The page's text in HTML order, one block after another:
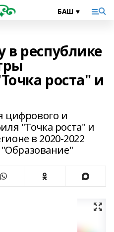
в республике
роста" и
цифрового и
"Точка роста" и
в 2020-2022
"Образование"